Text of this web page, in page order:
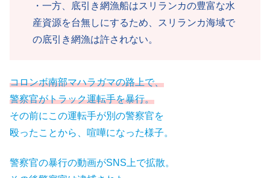
・一方、底引き網漁船はスリランカの豊富な水
産資源を台無しにするため、スリランカ海域で
の底引き網漁は許されない。
コロンボ南部マハラガマの路上で、
警察官がトラック運転手を暴行。
その前にこの運転手が別の警察官を
殴ったことから、喧嘩になった様子。
警察官の暴行の動画がSNS上で拡散。